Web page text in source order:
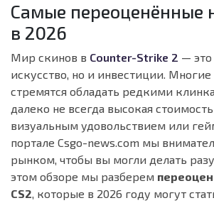
Самые переоценённые
в 2026
Мир скинов в Counter-Strike 2 — это
искусство, но и инвестиции.
стремятся обладать редкими
далеко не всегда высокая
визуальным удовольствием или
портале Csgo-news.com мы
рынком, чтобы вы могли делать
этом обзоре мы разберем
CS2, которые в 2026 году могут